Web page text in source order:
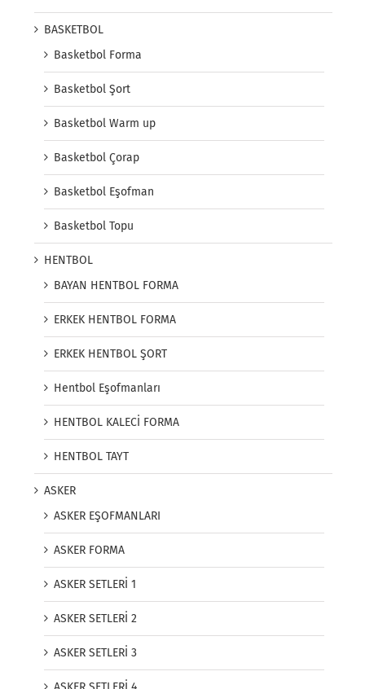
BASKETBOL
Basketbol Forma
Basketbol Şort
Basketbol Warm up
Basketbol Çorap
Basketbol Eşofman
Basketbol Topu
HENTBOL
BAYAN HENTBOL FORMA
ERKEK HENTBOL FORMA
ERKEK HENTBOL ŞORT
Hentbol Eşofmanları
HENTBOL KALECİ FORMA
HENTBOL TAYT
ASKER
ASKER EŞOFMANLARI
ASKER FORMA
ASKER SETLERİ 1
ASKER SETLERİ 2
ASKER SETLERİ 3